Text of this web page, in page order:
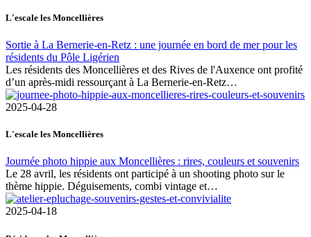
L'escale les Moncellières
Sortie à La Bernerie-en-Retz : une journée en bord de mer pour les
résidents du Pôle Ligérien
Les résidents des Moncellières et des Rives de l'Auxence ont profité
d’un après-midi ressourçant à La Bernerie-en-Retz…
2025-04-28
L'escale les Moncellières
Journée photo hippie aux Moncellières : rires, couleurs et souvenirs
Le 28 avril, les résidents ont participé à un shooting photo sur le
thème hippie. Déguisements, combi vintage et…
2025-04-18